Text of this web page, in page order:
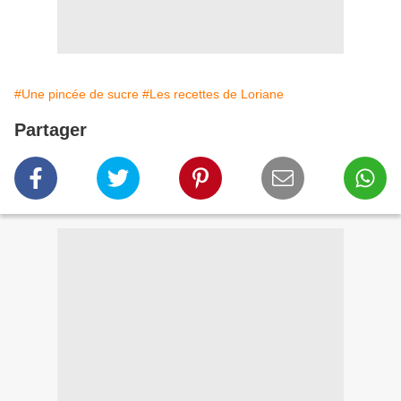
#Une pincée de sucre #Les recettes de Loriane
Partager